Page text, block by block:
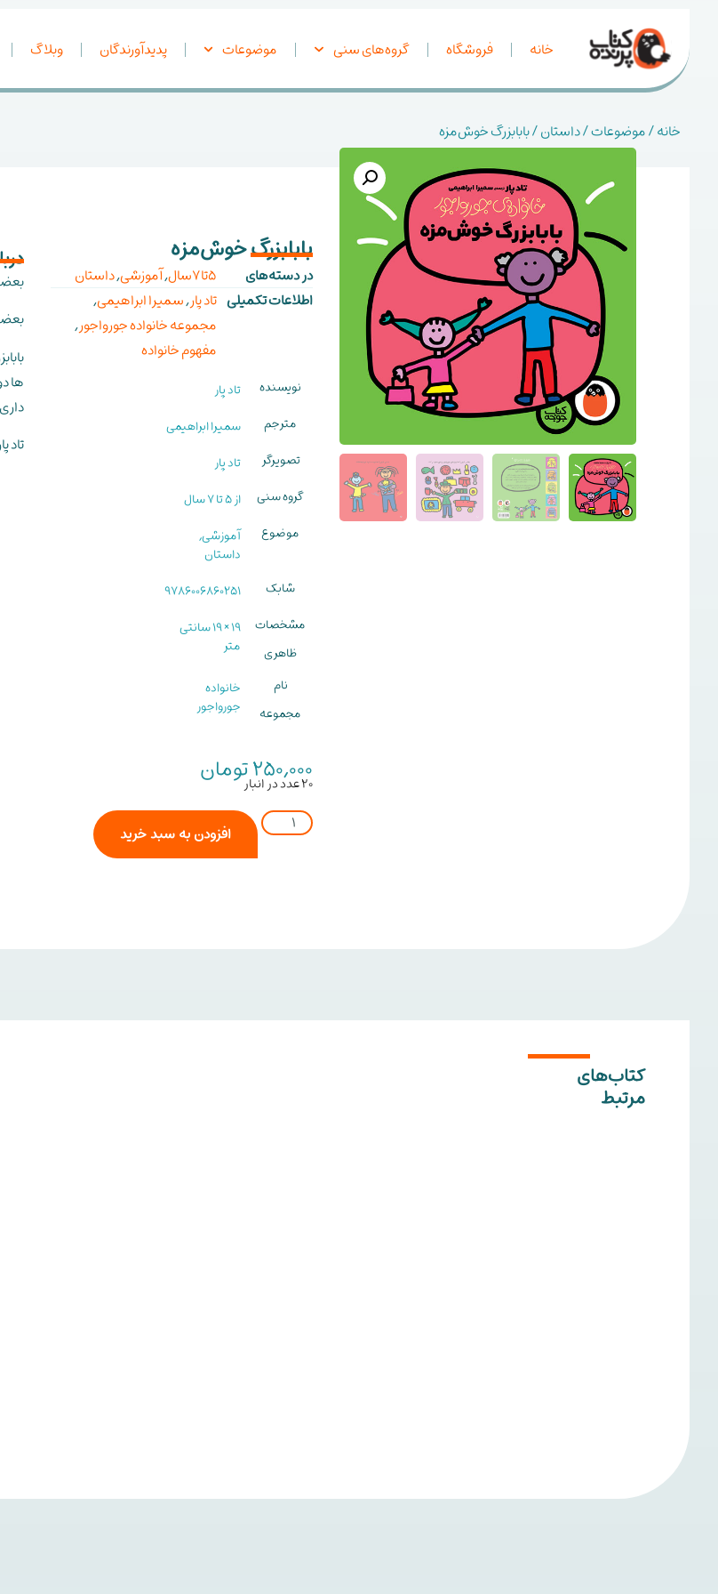
خانه فروشگاه گروه‌های سنی موضوعات پدیدآورندگان وبلاگ
خانه/موضوعات/داستان/ بابابزرگ خوش‌مزه
بابابزرگ خوش‌مزه
در دسته‌های 5تا7سال ,آموزشی,داستان
اطلاعات تکمیلی تاد پار,سمیرا ابراهیمی,
مجموعه خانواده جورواجور,
مفهوم خانواده
نویسنده
تاد پار
مترجم
سمیرا ابراهیمی
تصویرگر
تاد پار
گروه سنی
از 5 تا 7 سال
موضوع
آموزشی,
داستان
شابک
9786006860251
مشخصات
ظاهری
19 × 19 سانتی
متر
نام
مجموعه
خانواده
جورواجور
250,000تومان 20 عدد در انبار
افزودن به سبد خرید
ها
تاد
کتاب‌های
مرتبط